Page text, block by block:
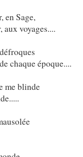
en Sage,
voyages....
chaque époque....
me blinde